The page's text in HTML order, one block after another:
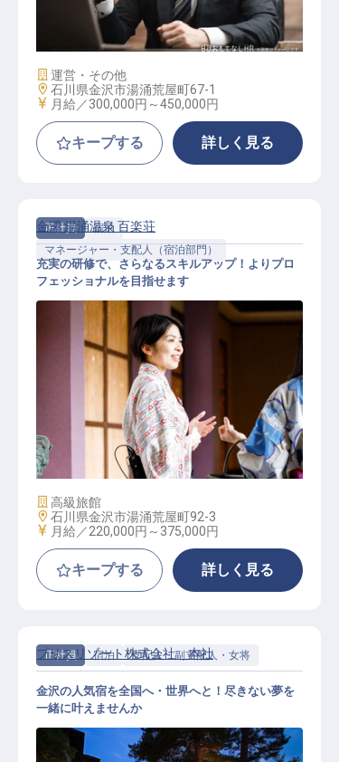
経営幹部・支配人候補
施設業態
運営・その他
勤務地
石川県金沢市湯涌荒屋町67-1
給与
月給／300,000円～450,000円
キープする 詳しく見る
正社員
宿泊
マネージャー・支配人（宿泊部門）
宿泊運営マネージャー・幹部候補（
賞与年3回／年休110日／研修制度）
金澤 湯涌温泉 百楽荘
充実の研修で、さらなるスキルアップ！よりプロ
フェッショナルを目指せます
施設業態
高級旅館
勤務地
石川県金沢市湯涌荒屋町92-3
給与
月給／220,000円～ 375,000円
キープする 詳しく見る
正社員 宿泊 支配人・副支配人・女将
プリスリゾート株式会社 本社
金沢の人気宿を全国へ・世界へと！尽きない夢を
一緒に叶えませんか